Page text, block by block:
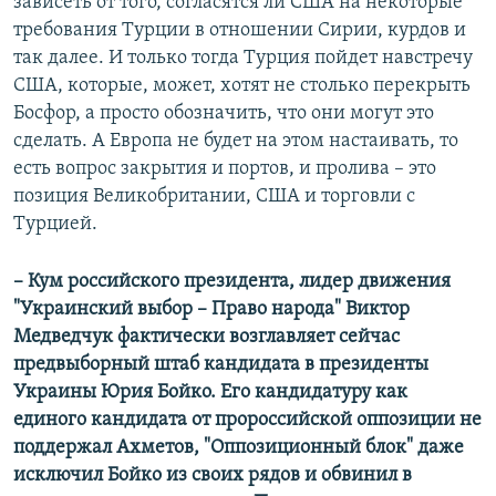
требования Турции в отношении Сирии, курдов и
так далее. И только тогда Турция пойдет навстречу
США, которые, может, хотят не столько перекрыть
Босфор, а просто обозначить, что они могут это
сделать. А Европа не будет на этом настаивать, то
есть вопрос закрытия и портов, и пролива – это
позиция Великобритании, США и торговли с
Турцией.
– Кум российского президента, лидер движения
"Украинский выбор – Право народа" Виктор
Медведчук фактически возглавляет сейчас
предвыборный штаб кандидата в президенты
Украины Юрия Бойко. Его кандидатуру как
единого кандидата от пророссийской оппозиции не
поддержал Ахметов, "Оппозиционный блок" даже
исключил Бойко из своих рядов и обвинил в